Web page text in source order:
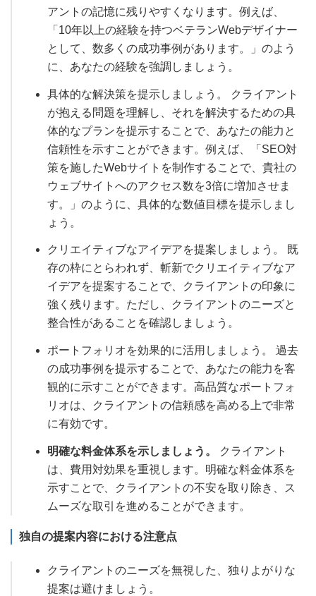
アントの記憶に残りやすくなります。例えば、
「10年以上の経験を持つベテランWebデザイナー
として、数多くの成功事例があります。」のよう
に、あなたの経験を強調しましょう。
具体的な解決策を提示しましょう。 クライアント
が抱える問題を理解し、それを解決するための具
体的なプランを提示することで、あなたの能力と
信頼性を示すことができます。例えば、「SEO対
策を施したWebサイトを制作することで、貴社の
ウェブサイトへのアクセス数を3倍に増加させま
す。」のように、具体的な数値目標を提示しまし
ょう。
クリエイティブなアイデアを提案しましょう。 既
存の枠にとらわれず、斬新でクリエイティブなア
イデアを提案することで、クライアントの印象に
強く残ります。ただし、クライアントのニーズと
整合性があることを確認しましょう。
ポートフォリオを効果的に活用しましょう。 過去
の成功事例を提示することで、あなたの能力を客
観的に示すことができます。高品質なポートフォ
リオは、クライアントの信頼感を高める上で非常
に有効です。
明確な料金体系を示しましょう。
クライアント
は、費用対効果を重視します。明確な料金体系を
示すことで、クライアントの不安を取り除き、ス
ムーズな取引を進めることができます。
独自の提案内容における注意点
クライアントのニーズを無視した、独りよがりな
提案は避けましょう。